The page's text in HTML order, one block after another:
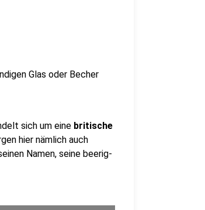
Glas oder Becher
sich um eine britische
hier nämlich auch
Namen, seine beerig-